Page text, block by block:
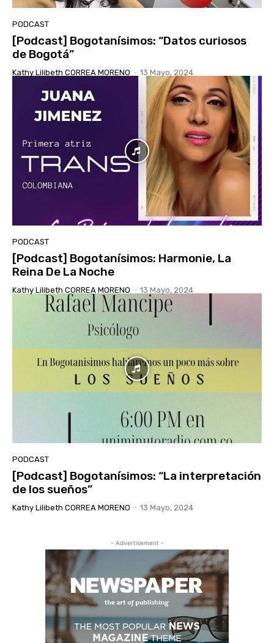
PODCAST
[Podcast] Bogotanísimos: “Datos curiosos
de Bogotá”
Kathy Lilibeth CORREA MORENO - 13 Mayo, 2024
PODCAST
[Podcast] Bogotanísimos: Harmonie, La
Reina De La Noche
Kathy Lilibeth CORREA MORENO - 13 Mayo, 2024
PODCAST
[Podcast] Bogotanísimos: “La interpretación
de los sueños”
Kathy Lilibeth CORREA MORENO - 13 Mayo, 2024
- Advertisement -